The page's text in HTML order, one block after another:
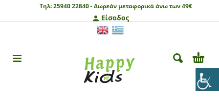
Τηλ:25940 22840 -Δωρεάν μεταφορικά άνω των 49€
Είσοδος